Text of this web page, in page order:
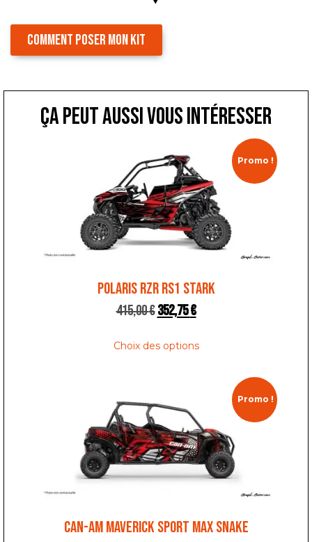
COMMENT POSER MON KIT
ça peut aussi vous intéresser
Promo !
POLARIS RZR RS1 STARK
415,00€352,75€
Choix des options
Promo !
CAN-AM MAVERICK SPORT MAX SNAKE